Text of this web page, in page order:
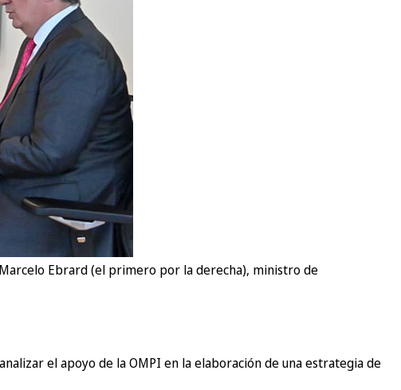
Ebrard (el primero por la derecha), ministro de
el apoyo de la OMPI en la elaboración de una estrategia de